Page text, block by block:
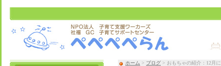
ホーム > ブログ > おもちゃの紹介：12月